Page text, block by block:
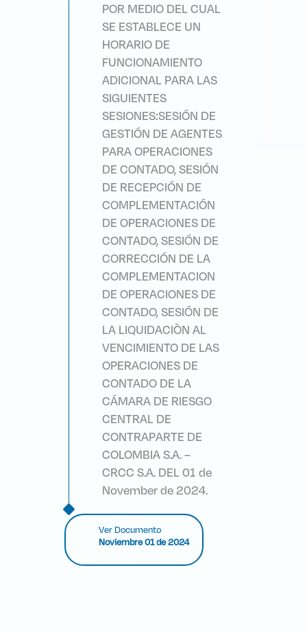
POR MEDIO DEL CUAL
SE ESTABLECE UN
HORARIO DE
FUNCIONAMIENTO
ADICIONAL PARA LAS
SIGUIENTES
SESIONES:SESIÓN DE
GESTIÓN DE AGENTES
PARA OPERACIONES
DE CONTADO, SESIÓN
DE RECEPCIÓN DE
COMPLEMENTACIÓN
DE OPERACIONES DE
CONTADO, SESIÓN DE
CORRECCIÓN DE LA
COMPLEMENTACION
DE OPERACIONES DE
CONTADO, SESIÓN DE
LA LIQUIDACIÒN AL
VENCIMIENTO DE LAS
OPERACIONES DE
CONTADO DE LA
CÁMARA DE RIESGO
CENTRAL DE
CONTRAPARTE DE
COLOMBIA S.A. –
CRCC S.A. DEL 01 de
November de 2024.
Ver Documento
Noviembre 01 de 2024